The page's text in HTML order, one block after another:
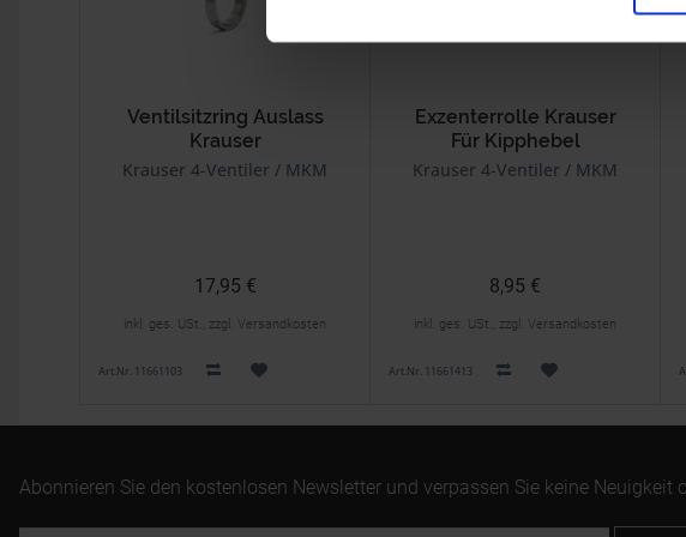
Ventilsitzring Auslass
Krauser
Krauser 4-Ventiler / MKM
17,95 €
inkl. ges. USt., zzgl. Versandkosten
Art.Nr. 11661103
Exzenterrolle Krauser
Für Kipphebel
Krauser 4-Ventiler / MKM
8,95 €
inkl. ges. USt., zzgl. Versandkosten
Art.Nr. 11661413
Abonnieren Sie den kostenlosen Newsletter und verpassen Sie keine Neuigkeit